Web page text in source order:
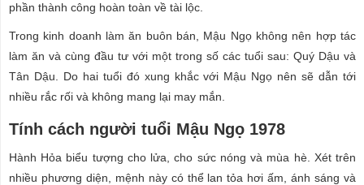
phần thành công hoàn toàn về tài lộc.
Trong kinh doanh làm ăn buôn bán, Mậu Ngọ không nên hợp tác
làm ăn và cùng đầu tư với một trong số các tuổi sau: Quý Dậu và
Tân Dậu. Do hai tuổi đó xung khắc với Mậu Ngọ nên sẽ dẫn tới
nhiều rắc rối và không mang lại may mắn.
Tính cách người tuổi Mậu Ngọ 1978
Hành Hỏa biểu tượng cho lửa, cho sức nóng và mùa hè. Xét trên
nhiều phương diện, mệnh này có thể lan tỏa hơi ấm, ánh sáng và